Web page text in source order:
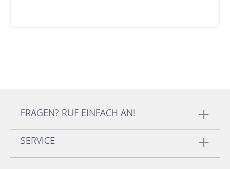
FRAGEN? RUF EINFACH AN!
SERVICE